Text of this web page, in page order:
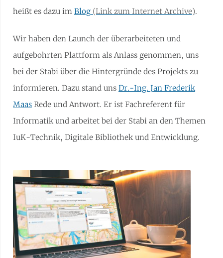
heißt es dazu imBlog .
Wir haben den Launch der überarbeiteten und
aufgebohrten Plattform als Anlass genommen, uns
bei der Stabi über die Hintergründe des Projekts zu
informieren. Dazu stand unsDr.-Ing. Jan Frederik
Maas Rede und Antwort. Er ist Fachreferent für
Informatik und arbeitet bei der Stabi an den Themen
IuK-Technik, Digitale Bibliothek und Entwicklung.